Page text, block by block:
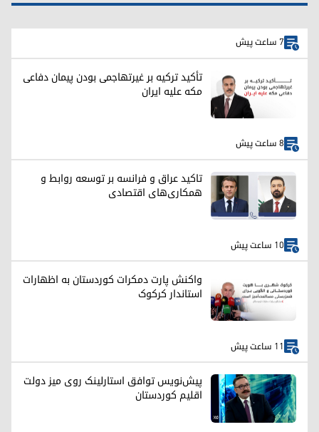
7 ساعت پیش
تأکید ترکیه بر غیرتهاجمی بودن پیمان دفاعی
مکه علیه ایران
8 ساعت پیش
تاکید عراق و فرانسه بر توسعه روابط و
همکاری‌های اقتصادی
10 ساعت پیش
واکنش پارت دمکرات کوردستان به اظهارات
استاندار کرکوک
11 ساعت پیش
پیش‌نویس توافق استارلینک روی میز دولت
اقلیم کوردستان